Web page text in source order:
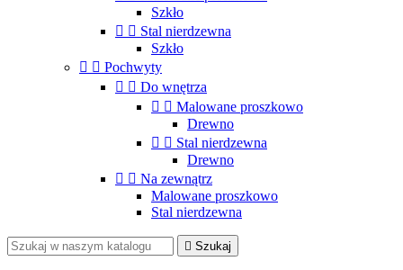
Szkło
  Stal nierdzewna
Szkło
  Pochwyty
  Do wnętrza
  Malowane proszkowo
Drewno
  Stal nierdzewna
Drewno
  Na zewnątrz
Malowane proszkowo
Stal nierdzewna
 Szukaj